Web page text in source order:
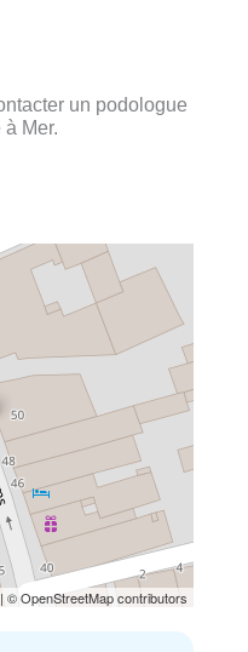
un podologue
Mer.
| © OpenStreetMap contributors